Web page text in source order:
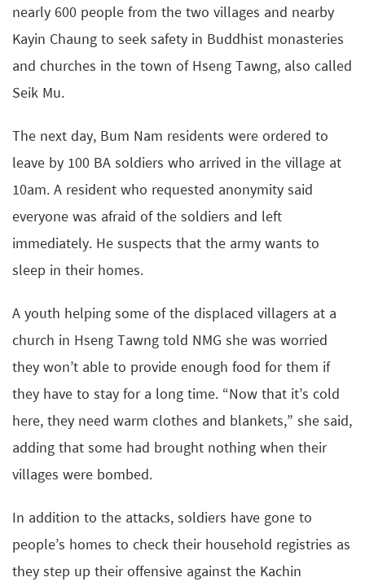
nearly 600 people from the two villages and nearby
Kayin Chaung to seek safety in Buddhist monasteries
and churches in the town of Hseng Tawng, also called
Seik Mu.
The next day, Bum Nam residents were ordered to
leave by 100 BA soldiers who arrived in the village at
10am. A resident who requested anonymity said
everyone was afraid of the soldiers and left
immediately. He suspects that the army wants to
sleep in their homes.
A youth helping some of the displaced villagers at a
church in Hseng Tawng told NMG she was worried
they won’t able to provide enough food for them if
they have to stay for a long time. “Now that it’s cold
here, they need warm clothes and blankets,” she said,
adding that some had brought nothing when their
villages were bombed.
In addition to the attacks, soldiers have gone to
people’s homes to check their household registries as
they step up their offensive against the Kachin